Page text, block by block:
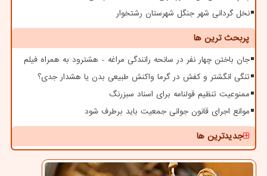
نخل گردانی شهر جنگل شهرستان رشتخوار
پربحث ترین ها
جان باختن چهار نفر در سانحه رانندگی مراغه - هشترود به همراه فیلم
تنگی انگشتر و کفش در گرما واکنش طبیعی بدن یا هشدار جدی؟
ممنوعیت تنظیم قولنامه برای اسناد سبزرنگ
موانع اجرای قانون جوانی جمعیت باید برطرف شود
جدیدترین ها